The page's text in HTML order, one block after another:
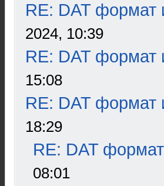
RE: DAT формат
2024, 10:39
RE: DAT формат
15:08
RE: DAT формат
18:29
RE: DAT
08:01